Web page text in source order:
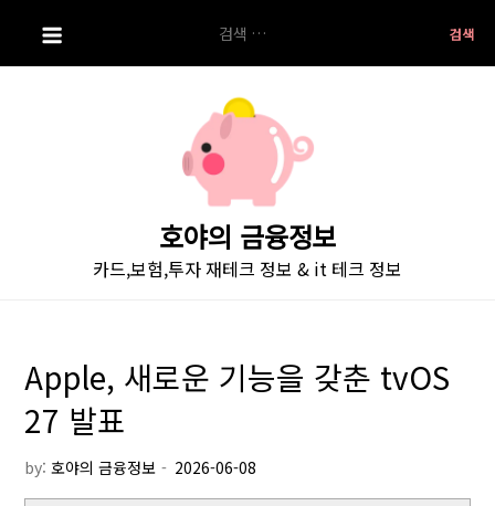
i
색:
호야의 금융정보
카드,보험,투자 재테크 정보 & it 테크 정보
Apple, 새로운 기능을 갖춘 tvOS
27 발표
by:호야의 금융정보